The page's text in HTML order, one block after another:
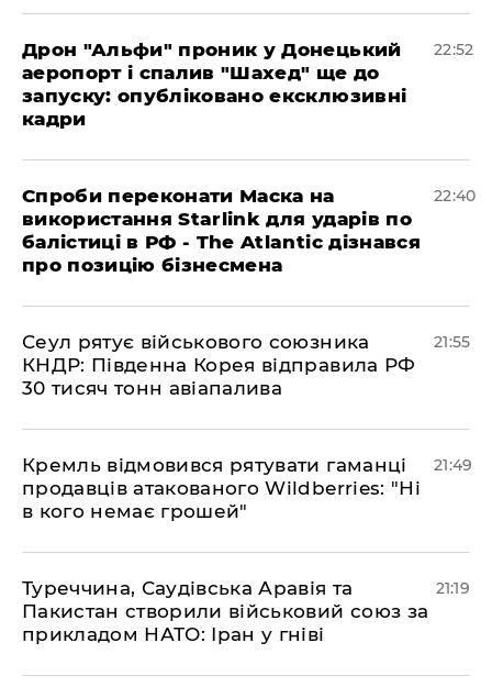
​Дрон "Альфи" проник у Донецький
аеропорт і спалив "Шахед" ще до
запуску: опубліковано ексклюзивні
кадри
22:52
​Спроби переконати Маска на
використання Starlink для ударів по
балістиці в РФ - The Atlantic дізнався
про позицію бізнесмена
22:40
​Сеул рятує військового союзника
КНДР: Південна Корея відправила РФ
30 тисяч тонн авіапалива
21:55
​Кремль відмовився рятувати гаманці
продавців атакованого Wildberries: "Ні
в кого немає грошей"
21:49
​Туреччина, Саудівська Аравія та
Пакистан створили військовий союз за
прикладом НАТО: Іран у гніві
21:19